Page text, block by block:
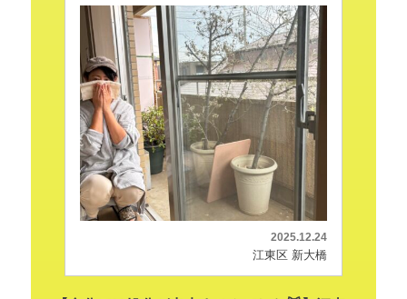
2025.12.24
江東区 新大橋